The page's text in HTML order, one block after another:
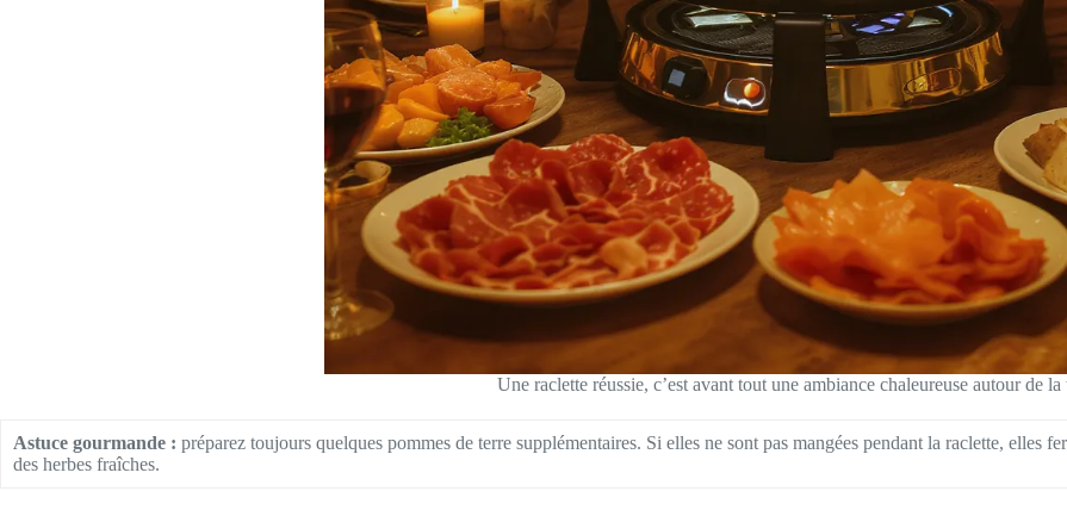
Une raclette réussie, c’est avant tout une ambiance chaleureuse autour de la
Astuce gourmande : préparez toujours quelques pommes de terre supplémentaires. Si elles ne sont pas mangées pendant la raclette, elles
des herbes fraîches.